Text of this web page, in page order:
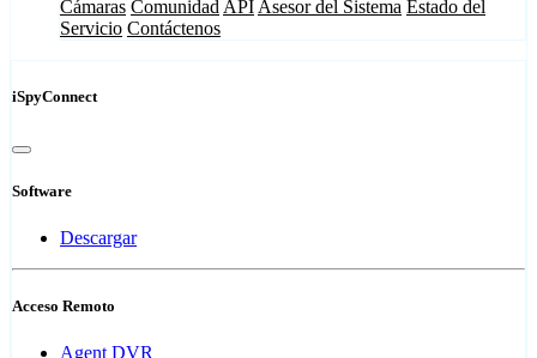
Cámaras Comunidad API Asesor del Sistema Estado del
Servicio Contáctenos
iSpyConnect
Software
Descargar
Acceso Remoto
Agent DVR